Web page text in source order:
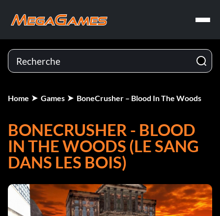
Home Games BoneCrusher – Blood In The Woods
BONECRUSHER - BLOOD
IN THE WOODS (LE SANG
DANS LES BOIS)